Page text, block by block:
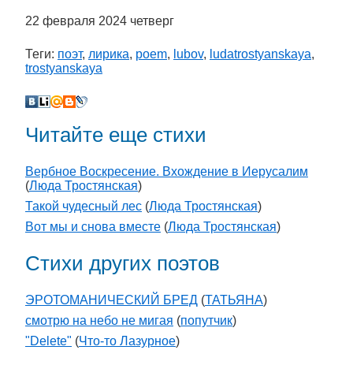
22 февраля 2024 четверг
Теги: поэт, лирика, poem, lubov, ludatrostyanskaya,
trostyanskaya
Читайте еще стихи
Вербное Воскресение. Вхождение в Иерусалим
(Люда Тростянская)
Такой чудесный лес (Люда Тростянская)
Вот мы и снова вместе (Люда Тростянская)
Стихи других поэтов
ЭРОТОМАНИЧЕСКИЙ БРЕД (ТАТЬЯНА)
смотрю на небо не мигая (попутчик)
"Delete" (Что-то Лазурное)